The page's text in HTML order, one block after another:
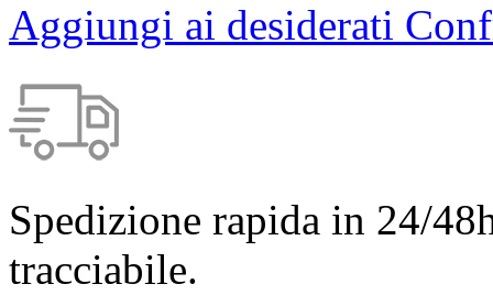
Aggiungi ai desiderati
Spedizione rapida in 24/
tracciabile.